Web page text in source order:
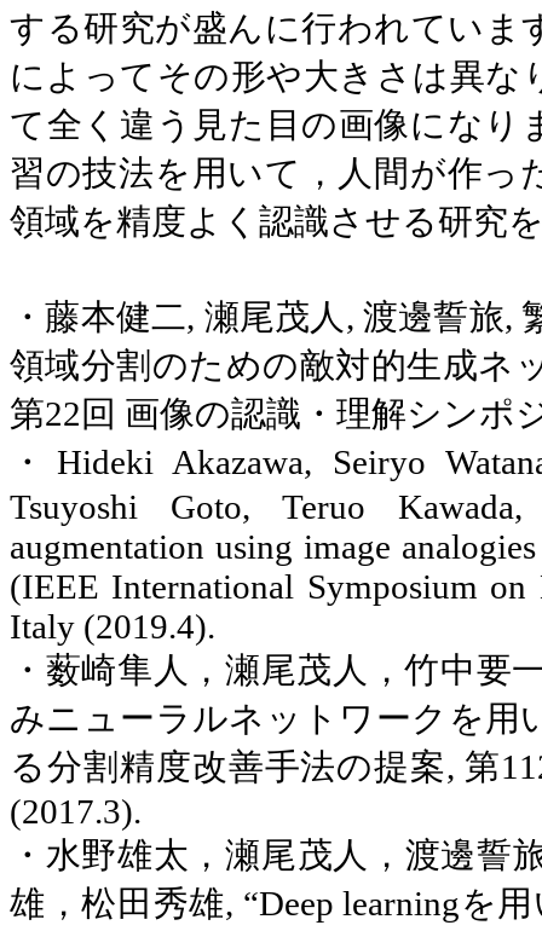
する研究が盛んに行われていま
によってその形や大きさは異な
て全く違う見た目の画像になり
習の技法を用いて，人間が作っ
領域を精度よく認識させる研究
・藤本健二, 瀬尾茂人 , 渡邊誓旅,
領域分割のための敵対的生成ネ
第22回 画像の認識・理解シンポ
・ Hideki Akazawa, Seiryo
Tsuyoshi Goto,Teruo
augmentation using image
(IEEE International Symposium on
Italy (2019.4).
・薮崎隼人，瀬尾茂人，竹中要
みニューラルネットワークを用
る分割精度改善手法の提案, 第
(2017.3).
・水野雄太，瀬尾茂人，渡邊誓
雄，松田秀雄, “Deep learningを